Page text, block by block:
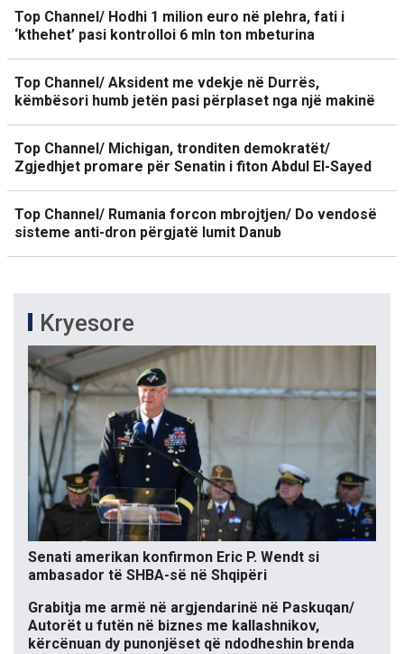
Top Channel/ Hodhi 1 milion euro në plehra, fati i
‘kthehet’ pasi kontrolloi 6 mln ton mbeturina
Top Channel/ Aksident me vdekje në Durrës,
këmbësori humb jetën pasi përplaset nga një makinë
Top Channel/ Michigan, tronditen demokratët/
Zgjedhjet promare për Senatin i fiton Abdul El-Sayed
Top Channel/ Rumania forcon mbrojtjen/ Do vendosë
sisteme anti-dron përgjatë lumit Danub
Kryesore
Senati amerikan konfirmon Eric P. Wendt si
ambasador të SHBA-së në Shqipëri
Grabitja me armë në argjendarinë në Paskuqan/
Autorët u futën në biznes me kallashnikov,
kërcënuan dy punonjëset që ndodheshin brenda